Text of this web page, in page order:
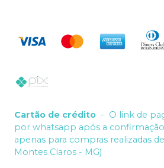
Cartão de crédito - O link de
por whatsapp após a
apenas para compras realizadas
Montes Claros - MG)